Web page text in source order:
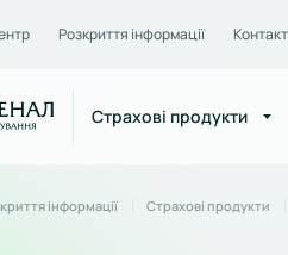
Розкриття інформації
Страхові продукти
інформації Страхові продукти